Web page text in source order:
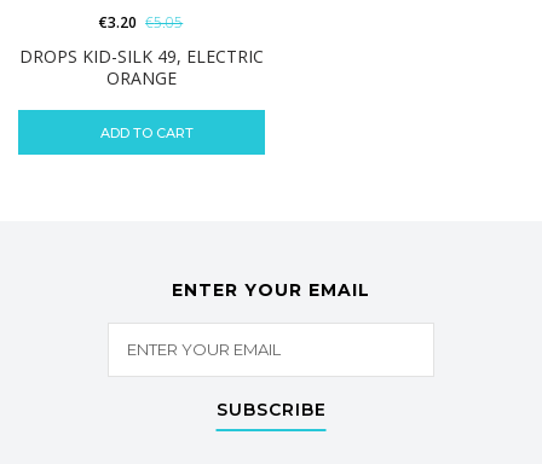
DROPS KID-SILK 49, ELECTRIC
ORANGE
€3.20 €5.05
ADD TO CART
ENTER YOUR EMAIL
SUBSCRIBE